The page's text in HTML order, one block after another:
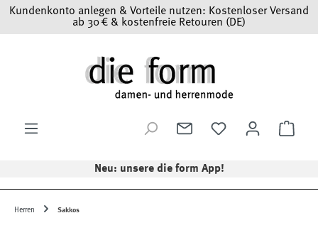
Zum Hauptinhalt springen
Kundenkonto anlegen & Vorteile nutzen: Kostenloser Versand
ab 30 € & kostenfreie Retouren (DE)
Neu: unsere die form App!
Herren Sakkos